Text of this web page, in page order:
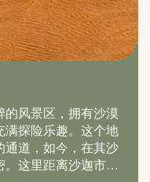
风景区，拥有沙漠
满探险乐趣。这个地
通道，如今，在其沙
这里距离沙迦市不